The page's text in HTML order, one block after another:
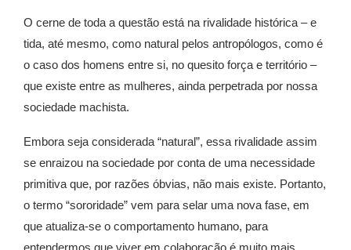
O cerne de toda a questão está na rivalidade histórica – e
tida, até mesmo, como natural pelos antropólogos, como é
o caso dos homens entre si, no quesito força e território –
que existe entre as mulheres, ainda perpetrada por nossa
sociedade machista.
Embora seja considerada “natural”, essa rivalidade assim
se enraizou na sociedade por conta de uma necessidade
primitiva que, por razões óbvias, não mais existe. Portanto,
o termo “sororidade” vem para selar uma nova fase, em
que atualiza-se o comportamento humano, para
entendermos que viver em colaboração é muito mais